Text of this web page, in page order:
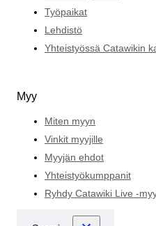
Työpaikat
Lehdistö
Yhteistyössä Catawikin
Myy
Miten myyn
Vinkit myyjille
Myyjän ehdot
Yhteistyökumppanit
Ryhdy Catawiki Live -